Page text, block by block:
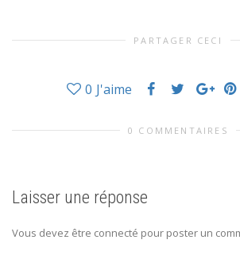
PARTAGER CECI
0 J'aime
0 COMMENTAIRES
Laisser une réponse
Vous devez être connecté pour poster un